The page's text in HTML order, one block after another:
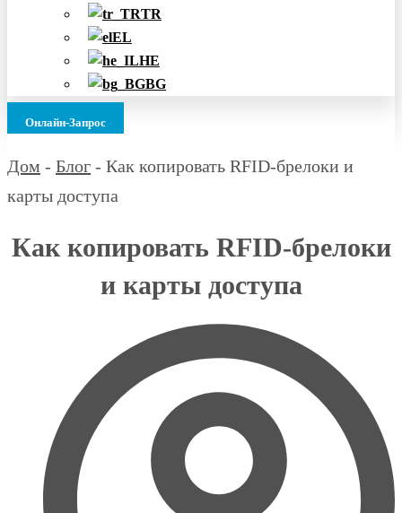
TR
EL
HE
BG
Онлайн-Запрос
Дом - Блог - Как копировать RFID-брелоки и
карты доступа
Как копировать RFID-брелоки
и карты доступа